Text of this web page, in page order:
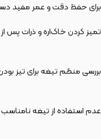
برای حفظ دقت و عمر مفید
تمیز کردن خاک‌اره و ذرات پس
بررسی منظم تیغه برای تیز
عدم استفاده از تیغه